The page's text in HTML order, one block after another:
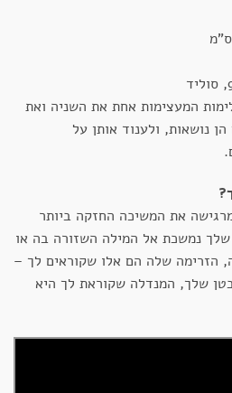
המעצימות אחת את השניה ואת
נושאות, ולענוד אותן על
את המשיכה החזקה ביותר
נמשכת אל המילה השזורה בה או
הזרימה שלה הם אלו שקוראים לך –
שלך, המנדלה שקוראת לך היא